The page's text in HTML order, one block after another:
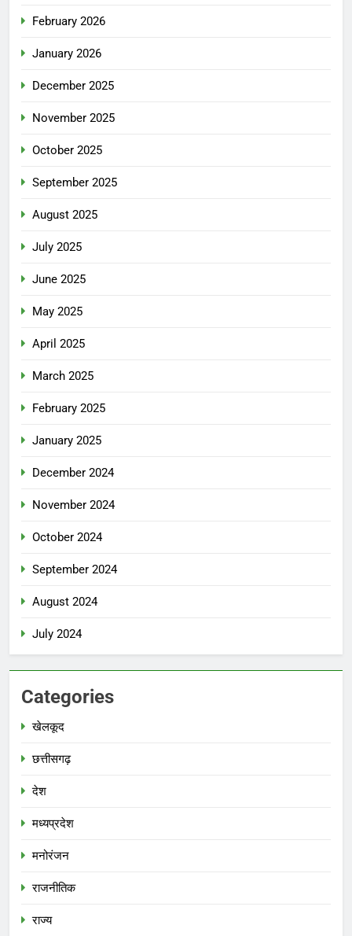
February 2026
January 2026
December 2025
November 2025
October 2025
September 2025
August 2025
July 2025
June 2025
May 2025
April 2025
March 2025
February 2025
January 2025
December 2024
November 2024
October 2024
September 2024
August 2024
July 2024
Categories
खेलकूद
छत्तीसगढ़
देश
मध्‍यप्रदेश
मनोरंजन
राजनीतिक
राज्य